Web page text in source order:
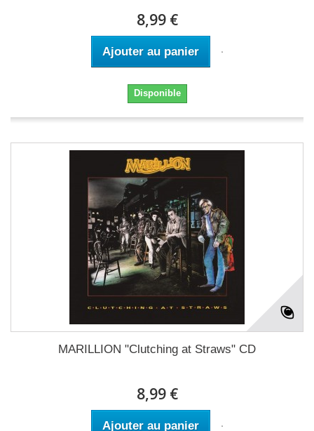
8,99 €
Ajouter au panier
Disponible
MARILLION "Clutching at Straws" CD
8,99 €
Ajouter au panier